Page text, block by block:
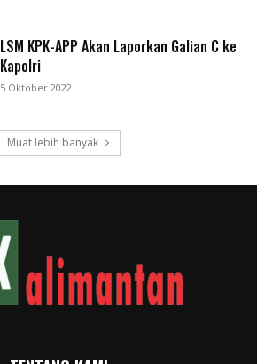
LSM KPK-APP Akan Laporkan Galian C ke
Kapolri
5 Oktober 2022
Muat lebih banyak